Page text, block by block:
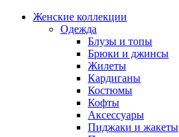
Женские коллекции
Одежда
Блузы и топы
Брюки и джинсы
Жилеты
Кардиганы
Костюмы
Кофты
Аксессуары
Пиджаки и жакеты